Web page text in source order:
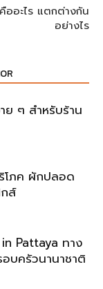
ออะไร แตกต่างกัน
อย่างไร
ย ๆ สำหรับร้าน
โภค ผักปลอด
ส์
Pattaya ทาง
บครัวนานาชาติ